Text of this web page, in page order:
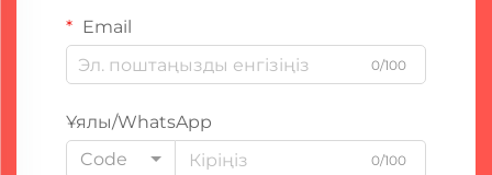
Email
0/100
Ұялы/WhatsApp
Code
0/100